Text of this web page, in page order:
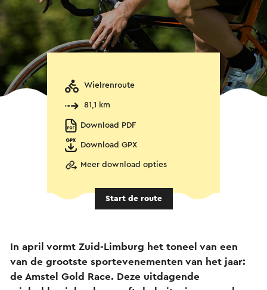
Wielrenroute
81,1 km
Download PDF
Download GPX
Meer download opties
Start de route
In april vormt Zuid-Limburg het toneel van een
van de grootste sportevenementen van het jaar:
de Amstel Gold Race. Deze uitdagende